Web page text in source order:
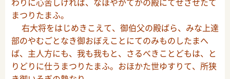
まつりたまふ。
右大将をはじめきこえて、御伯父の殿ばら、みな上達
部のやむごとなき御おぼえことにてのみものしたまへ
ば、主人方にも、我も我もと、さるべきことどもは、と
りどりに仕うまつりたまふ。おほかた世ゆすりて、所狭